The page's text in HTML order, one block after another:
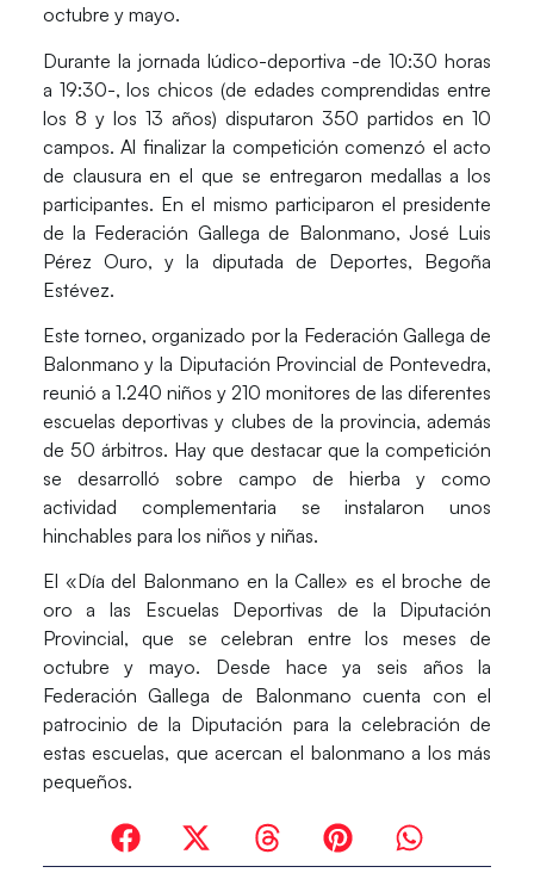
octubre y mayo.
Durante la jornada lúdico-deportiva -de 10:30 horas
a 19:30-, los chicos (de edades comprendidas entre
los 8 y los 13 años) disputaron 350 partidos en 10
campos. Al finalizar la competición comenzó el acto
de clausura en el que se entregaron medallas a los
participantes. En el mismo participaron el presidente
de la Federación Gallega de Balonmano, José Luis
Pérez Ouro, y la diputada de Deportes, Begoña
Estévez.
Este torneo, organizado por la Federación Gallega de
Balonmano y la Diputación Provincial de Pontevedra,
reunió a 1.240 niños y 210 monitores de las diferentes
escuelas deportivas y clubes de la provincia, además
de 50 árbitros. Hay que destacar que la competición
se desarrolló sobre campo de hierba y como
actividad complementaria se instalaron unos
hinchables para los niños y niñas.
El «Día del Balonmano en la Calle» es el broche de
oro a las Escuelas Deportivas de la Diputación
Provincial, que se celebran entre los meses de
octubre y mayo. Desde hace ya seis años la
Federación Gallega de Balonmano cuenta con el
patrocinio de la Diputación para la celebración de
estas escuelas, que acercan el balonmano a los más
pequeños.